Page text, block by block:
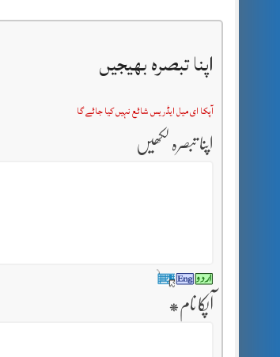
اپنا تبصرہ بھیجیں
آپکا ای میل ایڈریس شائع نہیں کیا جائے گا
اپنا تبصرہ لکھیں
آپکا نام *